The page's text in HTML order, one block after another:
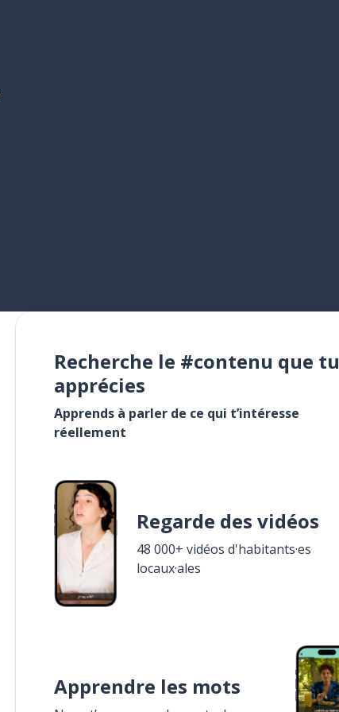
Recherche le #contenu que tu
apprécies
Apprends à parler de ce qui t’intéresse
réellement
Regarde des vidéos
48 000+ vidéos d'habitants·es
locaux·ales
Apprendre les mots